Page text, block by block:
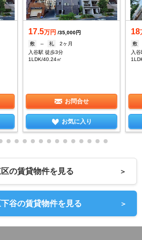
17.5万円 /35,000円
敷
-- 礼
2ヶ月
入谷駅 徒歩3分
1LDK/40.24㎡
お問合せ
お気に入り
18
敷
入
の賃貸物件を見る ＞
谷の賃貸物件を見る ＞